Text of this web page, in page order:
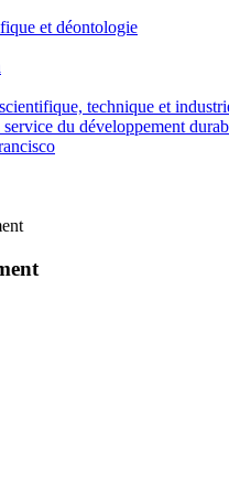
et déontologie
technique et
du développement